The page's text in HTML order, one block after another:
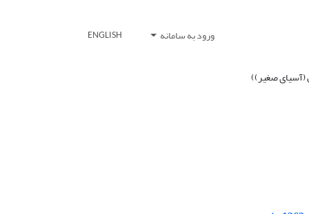
ورود به سامانه ENGLISH